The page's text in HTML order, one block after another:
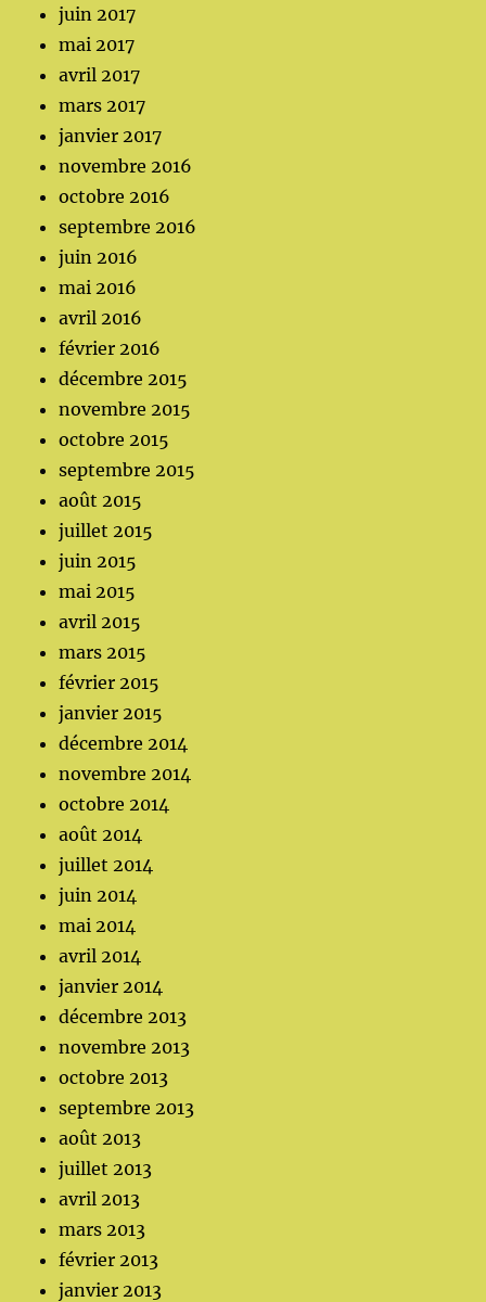
juin 2017
mai 2017
avril 2017
mars 2017
janvier 2017
novembre 2016
octobre 2016
septembre 2016
juin 2016
mai 2016
avril 2016
février 2016
décembre 2015
novembre 2015
octobre 2015
septembre 2015
août 2015
juillet 2015
juin 2015
mai 2015
avril 2015
mars 2015
février 2015
janvier 2015
décembre 2014
novembre 2014
octobre 2014
août 2014
juillet 2014
juin 2014
mai 2014
avril 2014
janvier 2014
décembre 2013
novembre 2013
octobre 2013
septembre 2013
août 2013
juillet 2013
avril 2013
mars 2013
février 2013
janvier 2013